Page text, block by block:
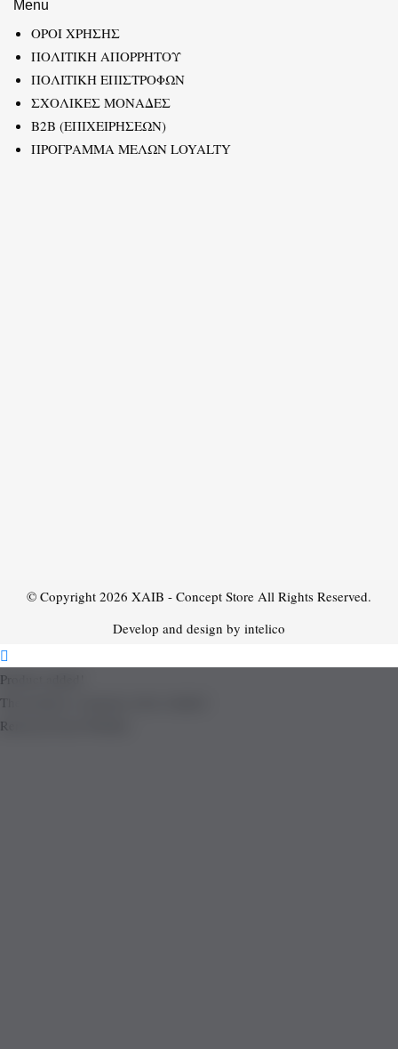
Menu
ΟΡΟΙ ΧΡΗΣΗΣ
ΠΟΛΙΤΙΚΗ ΑΠΟΡΡΗΤΟΥ
ΠΟΛΙΤΙΚΗ ΕΠΙΣΤΡΟΦΩΝ
ΣΧΟΛΙΚΕΣ ΜΟΝΑΔΕΣ
B2B (ΕΠΙΧΕΙΡΗΣΕΩΝ)
ΠΡΟΓΡΑΜΜΑ ΜΕΛΩΝ LOYALTY
© Copyright 2026 XAIB - Concept Store All Rights Reserved.
Develop and design by intelico
Product added!
The product is already in the wishlist!
Removed from Wishlist